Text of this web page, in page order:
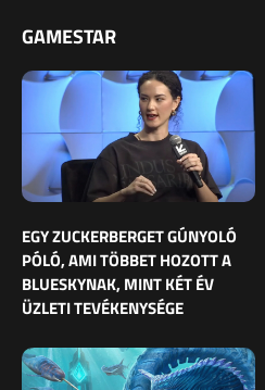
GAMESTAR
EGY ZUCKERBERGET GÚNYOLÓ
PÓLÓ, AMI TÖBBET HOZOTT A
BLUESKYNAK, MINT KÉT ÉV
ÜZLETI TEVÉKENYSÉGE